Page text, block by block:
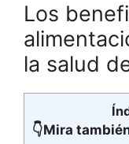
Los
la salud
👇Mira